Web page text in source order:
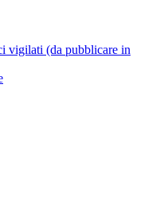
vigilati (da pubblicare in